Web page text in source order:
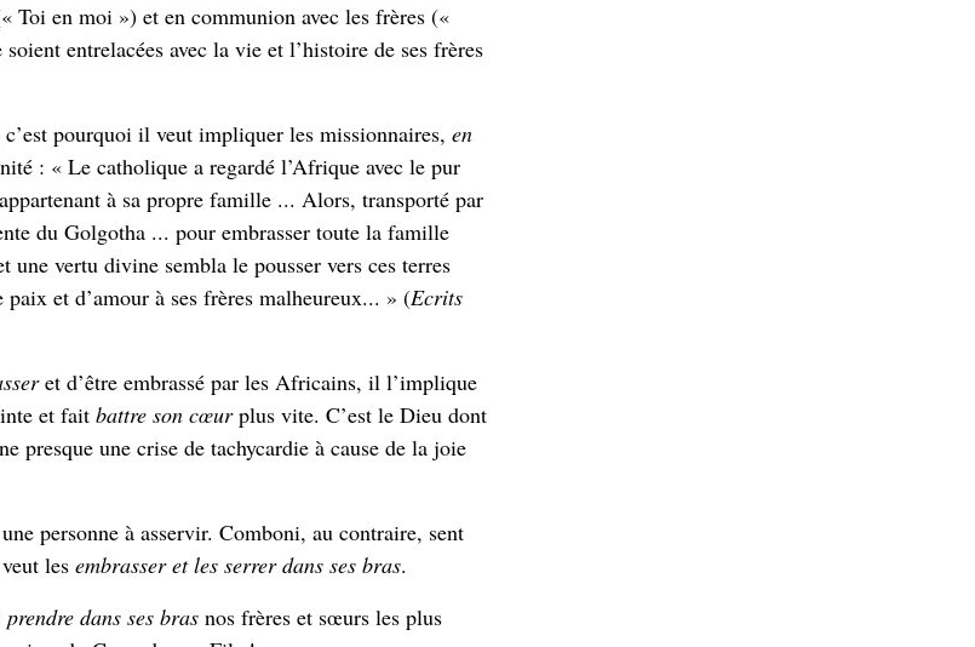
Toi en moi ») et en communion avec les frères («
entrelacées avec la vie et l’histoire de ses frères
pourquoi il veut impliquer les missionnaires, en
: « Le catholique a regardé l’Afrique avec le pur
à sa propre famille ... Alors, transporté par
du Golgotha ... pour embrasser toute la famille
vertu divine sembla le pousser vers ces terres
et d’amour à ses frères malheureux... » (Ecrits
et d’être embrassé par les Africains, il l’implique
et fait battre son cœurplus vite. C’est le Dieu dont
presque une crise de tachycardie à cause de la joie
personne à asservir. Comboni, au contraire, sent
les embrasser et les serrer dans ses bras.
prendre dans ses bras nos frères et sœurs les plus